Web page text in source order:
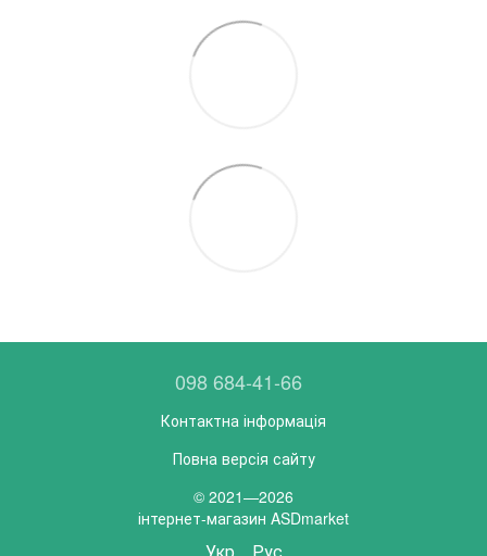
098 684-41-66
Контактна інформація
Повна версія сайту
© 2021—2026
інтернет-магазин ASDmarket
Укр Рус